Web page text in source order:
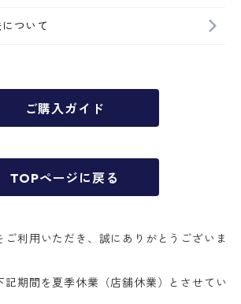
ついて
ご購入ガイド
TOPページに戻る
ご利用いただき、誠にありがとうございま
記期間を夏季休業（店舗休業）とさせてい